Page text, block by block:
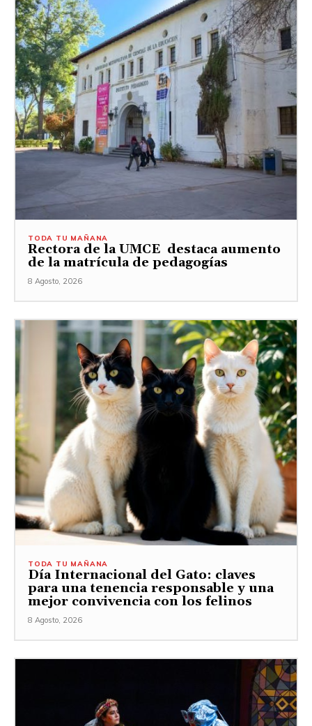
TODA TU MAÑANA
Rectora de la UMCE destaca aumento
de la matrícula de pedagogías
8 Agosto, 2026
TODA TU MAÑANA
Día Internacional del Gato: claves
para una tenencia responsable y una
mejor convivencia con los felinos
8 Agosto, 2026